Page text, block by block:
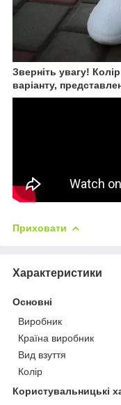
Зверніть увагу!
варіанту,
Приховати
Характеристики
Основні
Виробник
Країна виробник
Вид взуття
Колір
Користувальницькі